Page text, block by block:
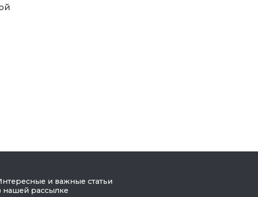
и важные статьи
нашей рассылке